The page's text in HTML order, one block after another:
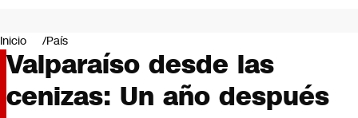
Negocios
Deportes
Programas completos
Cultura
Servicios
Inicio País
Valparaíso desde las
cenizas: Un año después